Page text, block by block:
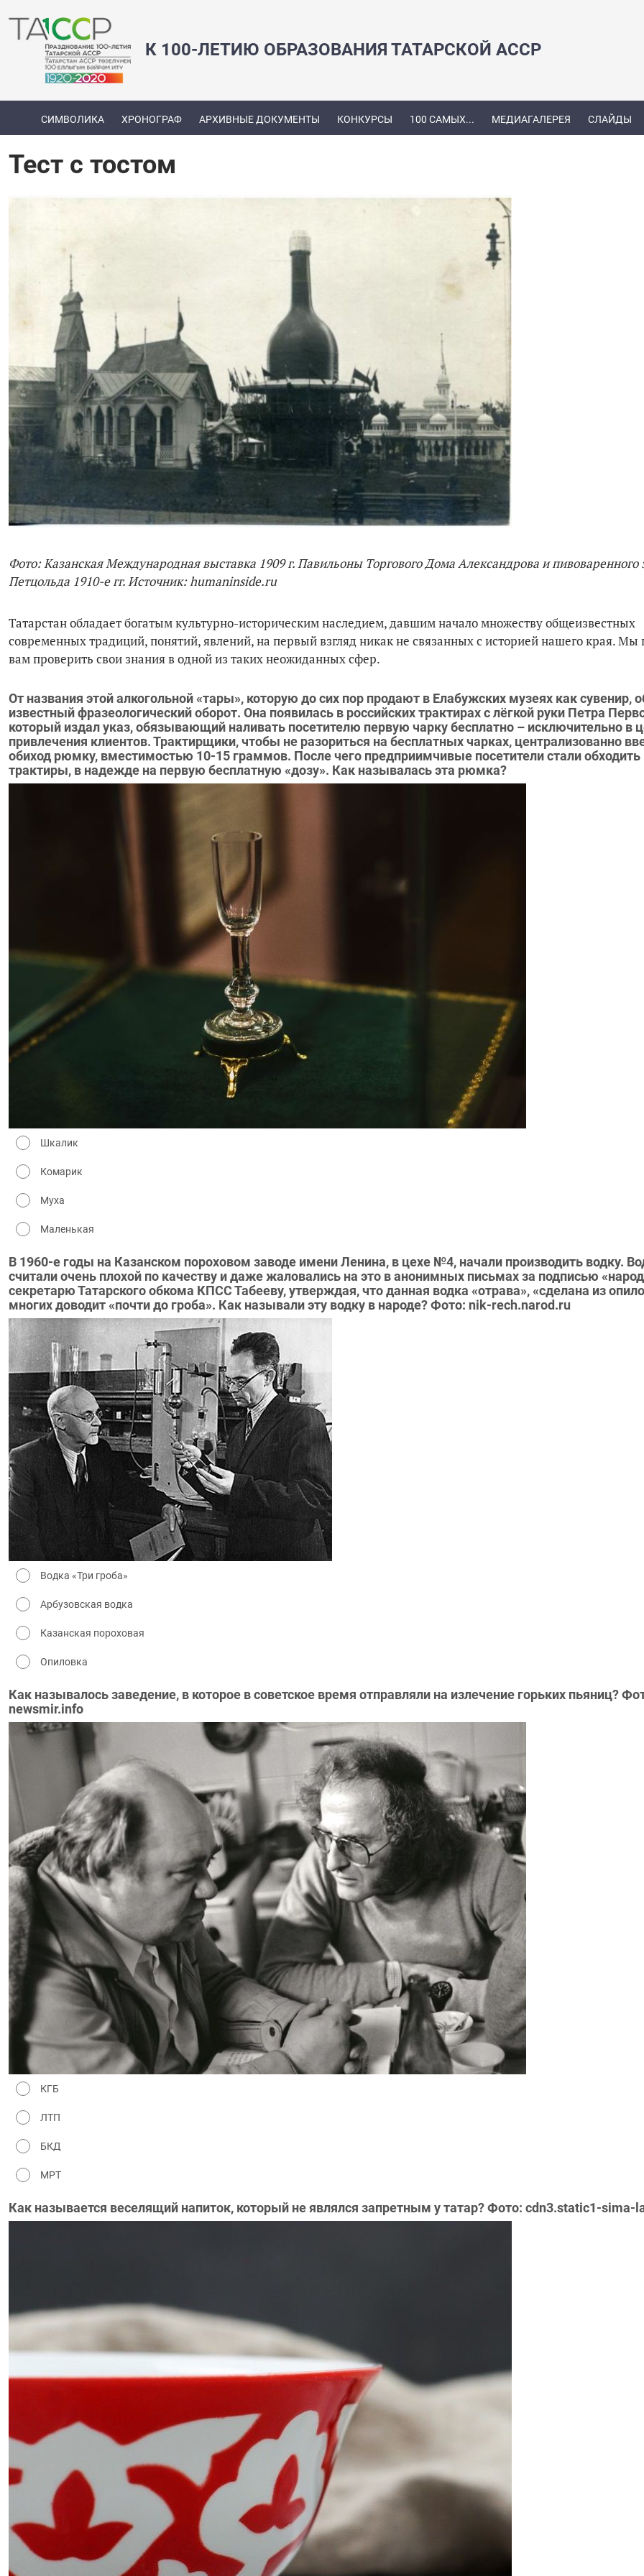
К 100-ЛЕТИЮ ОБРАЗОВАНИЯ ТАТАРСКОЙ АССР
СИМВОЛИКА ХРОНОГРАФ АРХИВНЫЕ ДОКУМЕНТЫ КОНКУРСЫ 100 САМЫХ... МЕДИАГАЛЕРЕЯ СЛАЙДЫ
Тест с тостом
Фото: Казанская Международная выставка 1909 г. Павильоны Торгового Дома Александрова и пивоваренного
Петцольда 1910-е гг. Источник: humaninside.ru
Татарстан обладает богатым культурно-историческим наследием, давшим начало множеству общеизвестных
современных традиций, понятий, явлений, на первый взгляд никак не связанных с историей нашего края. Мы
вам проверить свои знания в одной из таких неожиданных сфер.
От названия этой алкогольной «тары», которую до сих пор продают в Елабужских музеях как сувенир,
известный фразеологический оборот. Она появилась в российских трактирах с лёгкой руки Петра
который издал указ, обязывающий наливать посетителю первую чарку бесплатно – исключительно в
привлечения клиентов. Трактирщики, чтобы не разориться на бесплатных чарках, централизованно
обиход рюмку, вместимостью 10-15 граммов. После чего предприимчивые посетители стали обходить
трактиры, в надежде на первую бесплатную «дозу». Как называлась эта рюмка?
Шкалик
Комарик
Муха
Маленькая
В 1960-е годы на Казанском пороховом заводе имени Ленина, в цехе №4, начали производить водку.
считали очень плохой по качеству и даже жаловались на это в анонимных письмах за подписью
секретарю Татарского обкома КПСС Табееву, утверждая, что данная водка «отрава», «сделана из
многих доводит «почти до гроба». Как называли эту водку в народе? Фото: nik-rech.narod.ru
Водка «Три гроба»
Арбузовская водка
Казанская пороховая
Опиловка
Как называлось заведение, в которое в советское время отправляли на излечение горьких пьяниц? Фото:
newsmir.info
КГБ
ЛТП
БКД
МРТ
Как называется веселящий напиток, который не являлся запретным у татар?